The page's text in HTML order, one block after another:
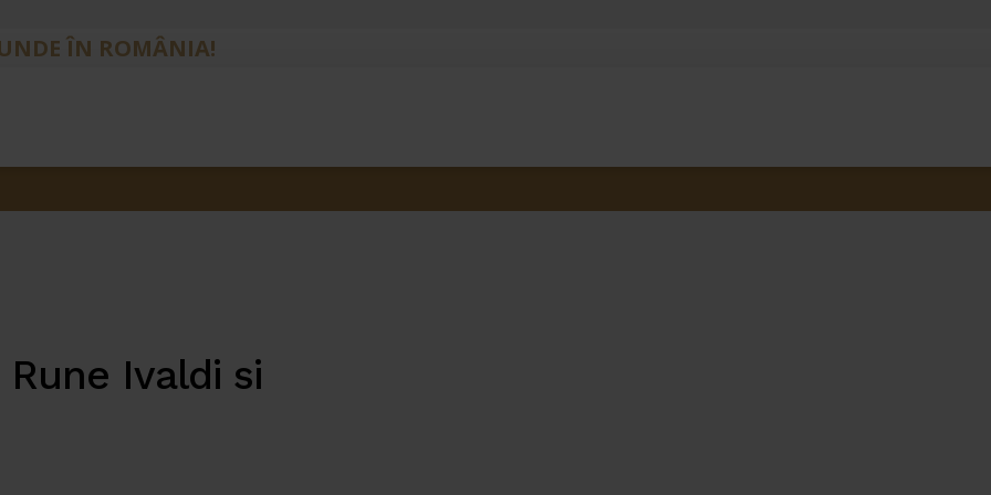
ÎN ROMÂNIA!
Ivaldi si